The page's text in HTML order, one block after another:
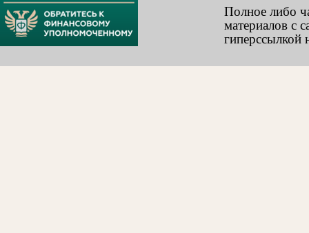
Полное либо
материалов с
гиперссылкой